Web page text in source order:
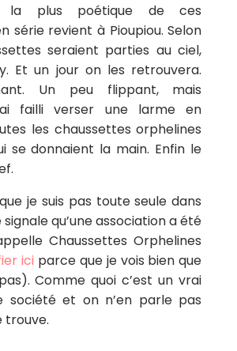
la plus poétique de ces
série revient à Pioupiou. Selon
seraient parties au ciel,
Et un jour on les retrouvera.
Un peu flippant, mais
failli verser une larme en
les chaussettes orphelines
se donnaient la main. Enfin le
je suis pas toute seule dans
qu’une association a été
Chaussettes Orphelines
ici parce que je vois bien que
Comme quoi c’est un vrai
société et on n’en parle pas
trouve.